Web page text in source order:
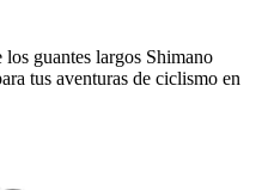
guantes largos Shimano
tus aventuras de ciclismo en